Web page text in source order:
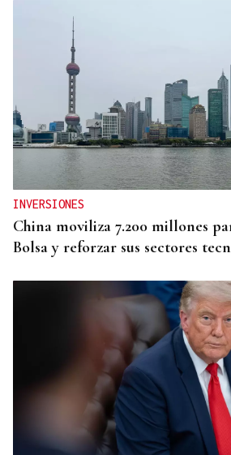
INVERSIONES
China moviliza 7.200 millones
Bolsa y reforzar sus sectores